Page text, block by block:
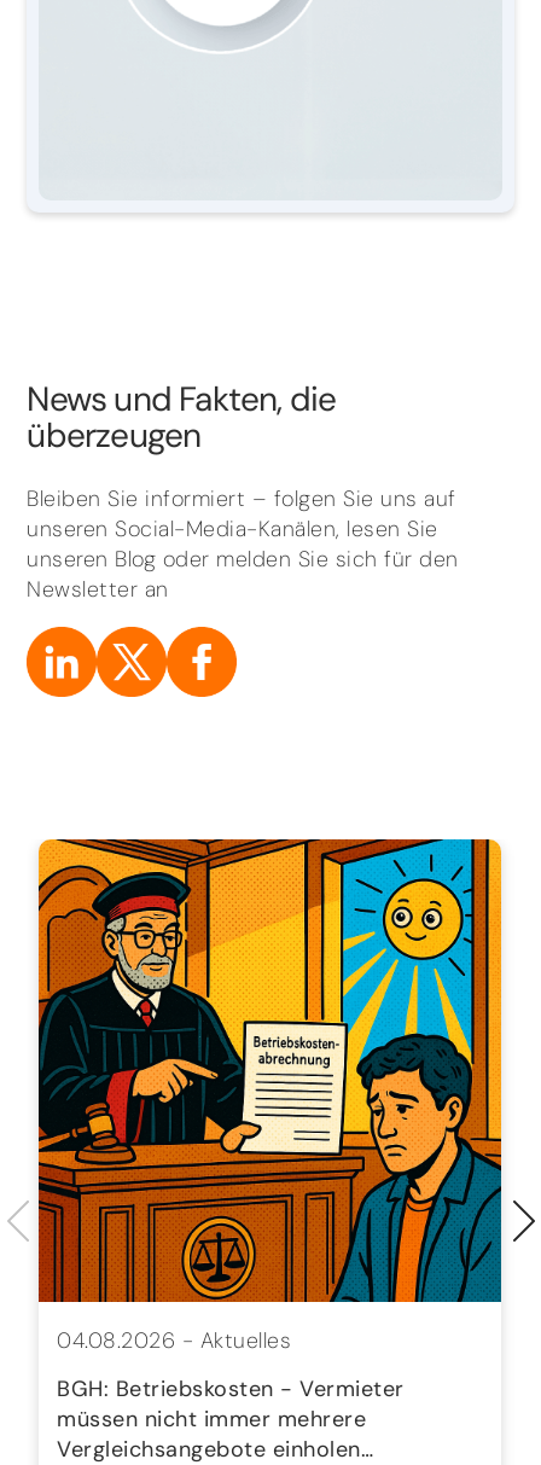
News und Fakten, die
überzeugen
Bleiben Sie informiert – folgen Sie uns auf
unseren Social-Media-Kanälen, lesen Sie
unseren Blog oder melden Sie sich für den
Newsletter an
04.08.2026 - Aktuelles
BGH: Betriebskosten - Vermieter
müssen nicht immer mehrere
Vergleichsangebote einholen…